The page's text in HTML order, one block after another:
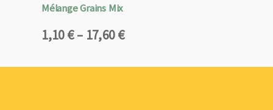
Mélange Grains Mix
1,10€– 17,60€
Plage
prix :